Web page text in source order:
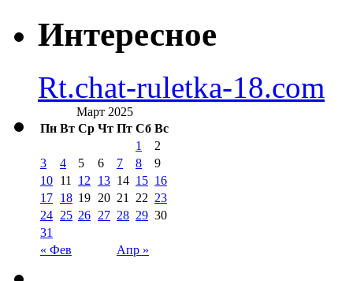
Интересное
Rt.chat-ruletka-18.com
Март 2025
Пн Вт Ср Чт Пт Сб Вс
« Фев Апр »
1
2
3
4 5 6 7 8
9
10 11 12 13 14 15 16
17 18 19 20 21 22 23
24 25 26 27 28 29 30
31